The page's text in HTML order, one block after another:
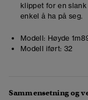
klippet for en
enkel å ha på seg.
Modell: Høyde
Modell iført: 32
Sammensetning og